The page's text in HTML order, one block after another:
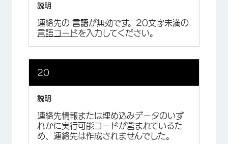
連絡先の 言語が無効です。20文字未満の
言語コードを入力してください。
20
連絡先情報または埋め込みデータのいず
れかに実行可能コードが含まれているた
め、連絡先は作成されませんでした。